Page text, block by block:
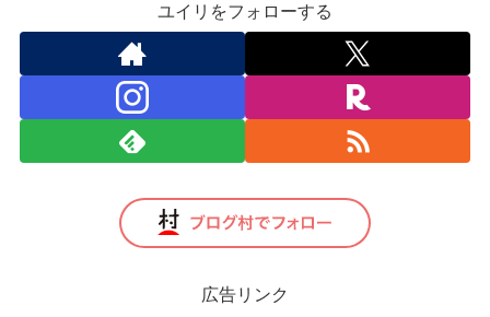
ユイリをフォローする
広告リンク